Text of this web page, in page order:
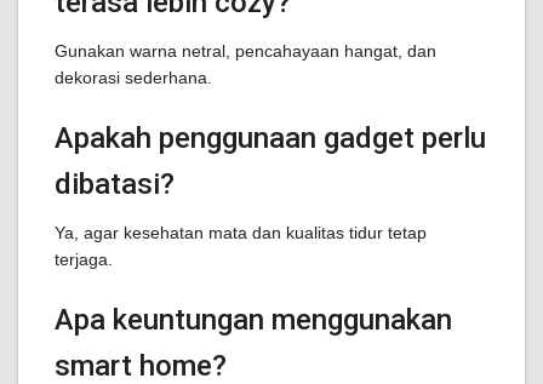
Gunakan warna netral, pencahayaan hangat, dan
dekorasi sederhana.
Apakah penggunaan gadget perlu
dibatasi?
Ya, agar kesehatan mata dan kualitas tidur tetap
terjaga.
Apa keuntungan menggunakan
smart home?